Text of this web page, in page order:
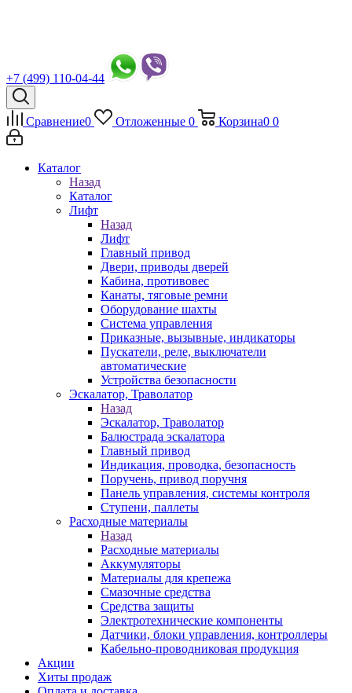
+7 (499) 110-04-44
Сравнение0 Отложенные 0 Корзина0 0
Каталог
Назад
Каталог
Лифт
Назад
Лифт
Главный привод
Двери, приводы дверей
Кабина, противовес
Канаты, тяговые ремни
Оборудование шахты
Система управления
Приказные, вызывные, индикаторы
Пускатели, реле, выключатели
автоматические
Устройства безопасности
Эскалатор, Траволатор
Назад
Эскалатор, Траволатор
Балюстрада эскалатора
Главный привод
Индикация, проводка, безопасность
Поручень, привод поручня
Панель управления, системы контроля
Ступени, паллеты
Расходные материалы
Назад
Расходные материалы
Аккумуляторы
Материалы для крепежа
Смазочные средства
Средства защиты
Электротехнические компоненты
Датчики, блоки управления, контроллеры
Кабельно-проводниковая продукция
Акции
Хиты продаж